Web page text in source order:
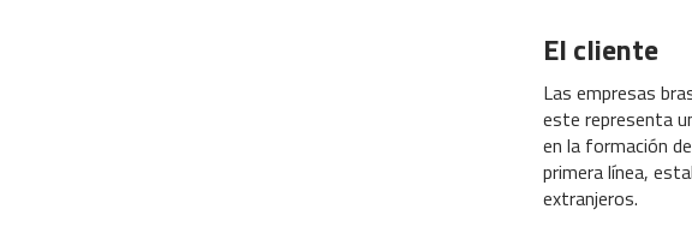
El cliente
Las empresas
este representa
en la formación
primera línea,
extranjeros.